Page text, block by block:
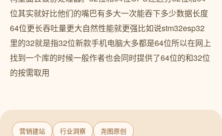
位其实就好比他们的嘴巴有多大一次能吞下多少数据长度
64位更长吞吐量更大自然性能就更强比如说stm32esp32
里的32就是指32位新款手机电脑大多都是64位所以在网上
找到一个库的时候一般作者也会同时提供了64位的和32位
的按需取用
营销建站 行业洞察 尧图原创